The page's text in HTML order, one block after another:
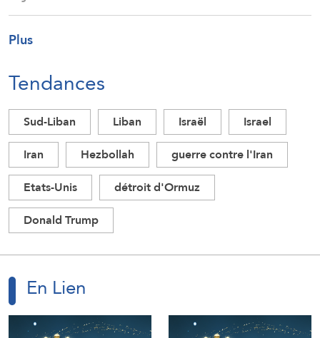
Plus
Tendances
Sud-Liban Liban Israël
Israel
Iran
Hezbollah
guerre contre l'Iran
Etats-Unis
détroit d'Ormuz
Donald Trump
En Lien